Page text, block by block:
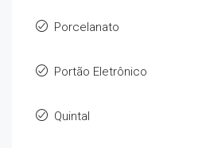
Porcelanato
Portão Eletrônico
Quintal